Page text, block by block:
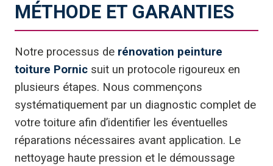
MÉTHODE ET GARANTIES
Notre processus de rénovation peinture
toiture Pornic suit un protocole rigoureux en
plusieurs étapes. Nous commençons
systématiquement par un diagnostic complet de
votre toiture afin d’identifier les éventuelles
réparations nécessaires avant application. Le
nettoyage haute pression et le démoussage